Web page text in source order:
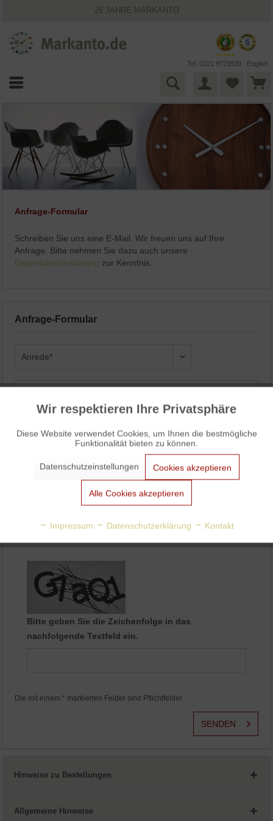
25 JAHRE MARKANTO
VIELFÄLTIGE ZAHLUNGSMÖGLICHKEITEN
Tel. 0221 9723920 English
Anfrage-Formular
Schreiben Sie uns eine E-Mail. Wir freuen uns auf Ihre
Anfrage. Bitte nehmen Sie dazu auch unsere
Datenschutzerklärung zur Kenntnis.
Anfrage-Formular
Bitte geben Sie die Zeichenfolge in das
nachfolgende Textfeld ein.
Die mit einem * markierten Felder sind Pflichtfelder.
SENDEN
Hinweise zu Bestellungen
Allgemeine Hinweise
Funktionale Aktiv
Aktiv
Aktiv
Personalisierung
Wir respektieren Ihre Privatsphäre
Diese Website verwendet Cookies, um Ihnen die bestmögliche
Funktionalität bieten zu können.
Datenschutzeinstellungen Cookies akzeptieren
Alle Cookies akzeptieren
Impressum Datenschutzerklärung Kontakt